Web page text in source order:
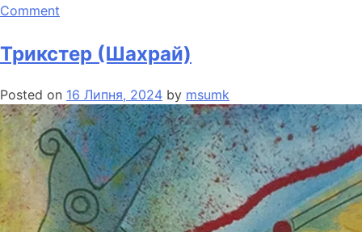
Comment
Трикстер (Шахрай)
Posted on 16 Липня, 2024 by msumk